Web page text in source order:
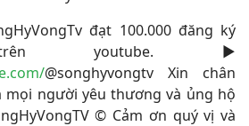
đạt 100.000 đăng ký
trên youtube. ▶
@songhyvongtv​ Xin chân
mọi người yêu thương và ủng hộ
© Cảm ơn quý vị và